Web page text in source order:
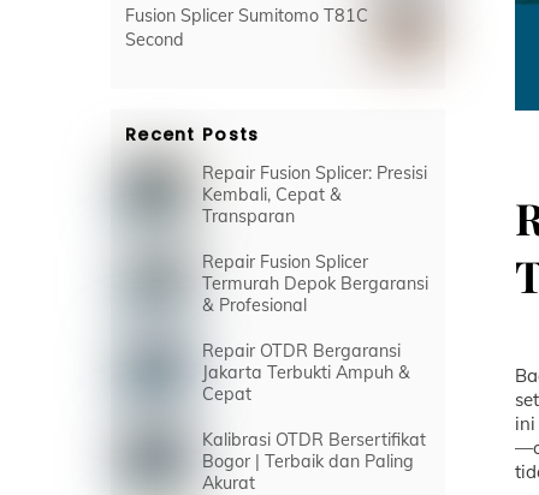
Fusion Splicer Sumitomo T81C
Second
Recent Posts
Repair Fusion Splicer: Presisi
Kembali, Cepat &
Transparan
Repair Fusion Splicer
Termurah Depok Bergaransi
& Profesional
Repair OTDR Bergaransi
Jakarta Terbukti Ampuh &
Cepat
Kalibrasi OTDR Bersertifikat
Bogor | Terbaik dan Paling
Akurat